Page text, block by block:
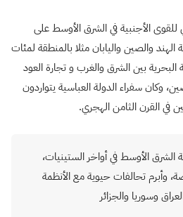
للقوى الأجنبية في الشرق الأوسط على
والصين واليابان مثلا بالمنطقة لمئات
بين الشرق والغرب و تجارة العود
وكان سفراء الدولة العباسية يتواردون
في القرن الثامن الهجري.
الشرق الأوسط في أواخر الستينيات،
وأبرم تحالفات حيوية مع الأنظمة
وسوريا والجزائر